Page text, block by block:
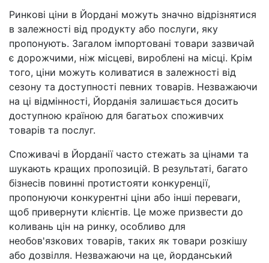
Ринкові ціни в Йордані можуть значно відрізнятися
в залежності від продукту або послуги, яку
пропонують. Загалом імпортовані товари зазвичай
є дорожчими, ніж місцеві, вироблені на місці. Крім
того, ціни можуть коливатися в залежності від
сезону та доступності певних товарів. Незважаючи
на ці відмінності, Йорданія залишається досить
доступною країною для багатьох споживчих
товарів та послуг.
Споживачі в Йорданії часто стежать за цінами та
шукають кращих пропозицій. В результаті, багато
бізнесів повинні протистояти конкуренції,
пропонуючи конкурентні ціни або інші переваги,
щоб привернути клієнтів. Це може призвести до
коливань цін на ринку, особливо для
необов'язкових товарів, таких як товари розкішу
або дозвілля. Незважаючи на це, йорданський